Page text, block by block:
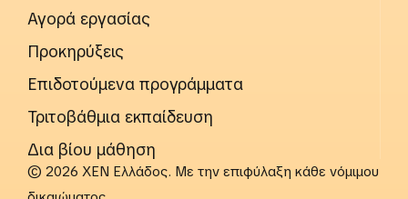
Αγορά εργασίας
Προκηρύξεις
Επιδοτούμενα προγράμματα
Τριτοβάθμια εκπαίδευση
Δια βίου μάθηση
© 2026 ΧΕΝ Ελλάδος. Με την επιφύλαξη κάθε νόμιμου